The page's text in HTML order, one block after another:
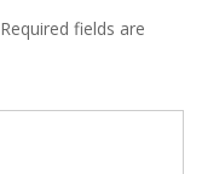
Required fields are